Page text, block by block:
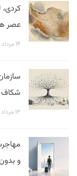
کردی،
عصر
۱۴ مرداد ۱۴۰۵
شکاف
۱۳ مرداد ۱۴۰۵
و